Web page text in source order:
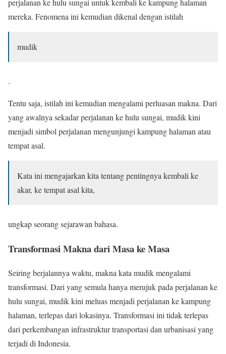
perjalanan ke hulu sungai untuk kembali ke kampung halaman
mereka. Fenomena ini kemudian dikenal dengan istilah
mudik
.
Tentu saja, istilah ini kemudian mengalami perluasan makna. Dari
yang awalnya sekadar perjalanan ke hulu sungai, mudik kini
menjadi simbol perjalanan mengunjungi kampung halaman atau
tempat asal.
Kata ini mengajarkan kita tentang pentingnya kembali ke
akar, ke tempat asal kita,
ungkap seorang sejarawan bahasa.
Transformasi Makna dari Masa ke Masa
Seiring berjalannya waktu, makna kata mudik mengalami
transformasi. Dari yang semula hanya merujuk pada perjalanan ke
hulu sungai, mudik kini meluas menjadi perjalanan ke kampung
halaman, terlepas dari lokasinya. Transformasi ini tidak terlepas
dari perkembangan infrastruktur transportasi dan urbanisasi yang
terjadi di Indonesia.